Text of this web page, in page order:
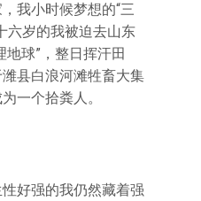
我小时候梦想的“三
六岁的我被迫去山东
地球”，整日挥汗田
县白浪河滩牲畜大集
一个拾粪人。
好强的我仍然藏着强